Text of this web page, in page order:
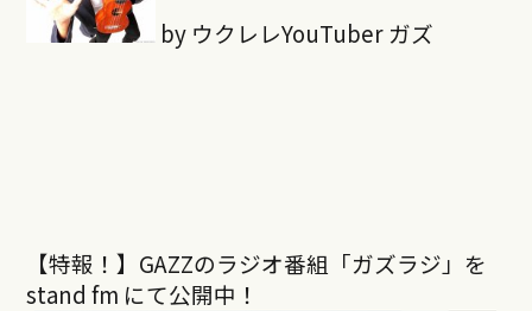
by ウクレレYouTuber ガズ
【特報！】GAZZのラジオ番組「ガズラジ」を
stand fm にて公開中！